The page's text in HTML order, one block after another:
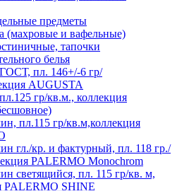
предметы
(махровые и вафельные)
тапочки
белья
пл. 146+/-6 гр/
AUGUSTA
гр/кв.м., коллекция
пл.115 гр/кв.м,коллекция
гл./кр. и фактурный, пл. 118 гр./
PALERMO Monochrom
светящийся, пл. 115 гр/кв. м,
PALERMO SHINE